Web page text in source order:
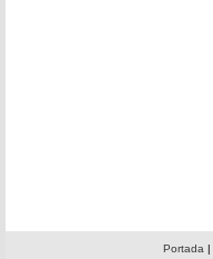
Portada |